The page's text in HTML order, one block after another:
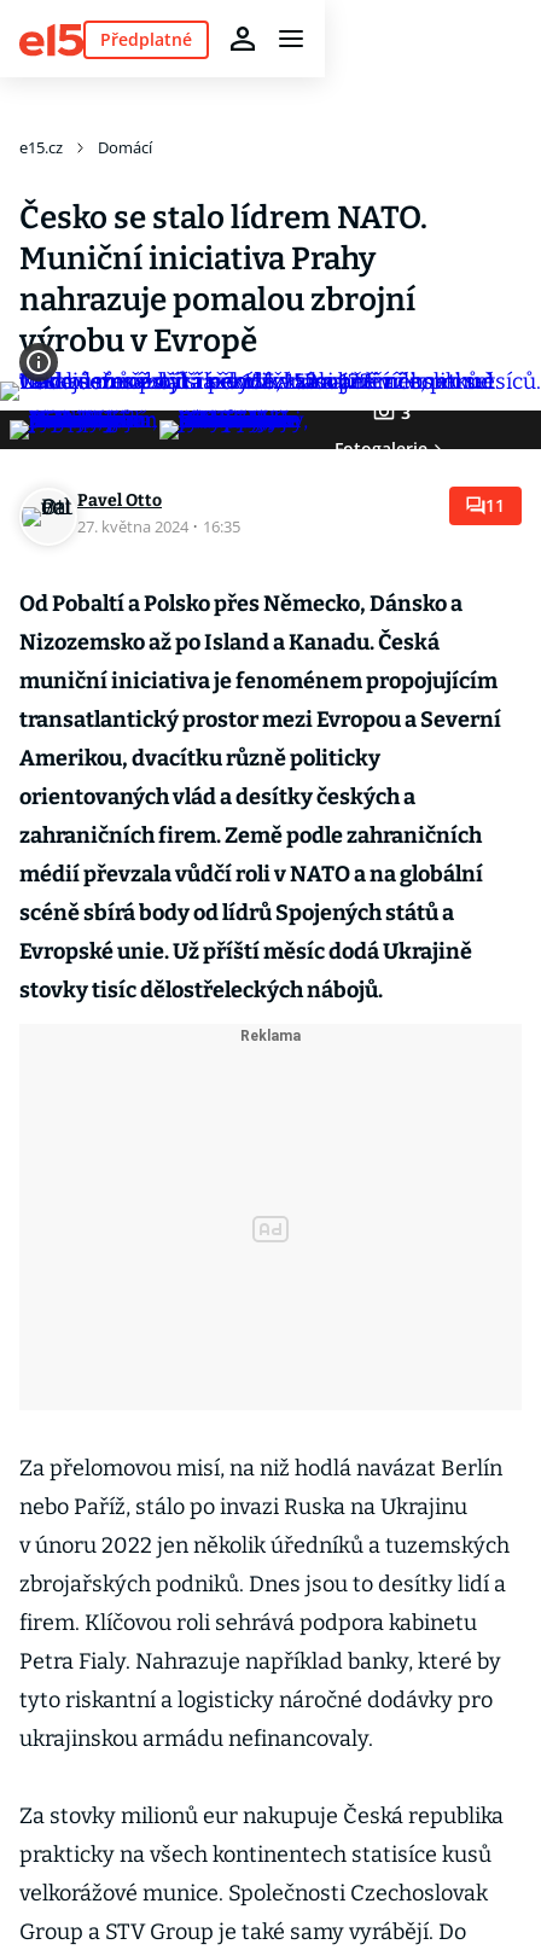
Předplatné
e15.cz Domácí
Česko se stalo lídrem NATO.
Muniční iniciativa Prahy
nahrazuje pomalou zbrojní
výrobu v Evropě
3
Fotogalerie
Pavel Otto
27. května 2024 · 16:35
11
Od Pobaltí a Polsko přes Německo, Dánsko a
Nizozemsko až po Island a Kanadu. Česká
muniční iniciativa je fenoménem propojujícím
transatlantický prostor mezi Evropou a Severní
Amerikou, dvacítku různě politicky
orientovaných vlád a desítky českých a
zahraničních firem. Země podle zahraničních
médií převzala vůdčí roli v NATO a na globální
scéně sbírá body od lídrů Spojených států a
Evropské unie. Už příští měsíc dodá Ukrajině
stovky tisíc dělostřeleckých nábojů.
Za přelomovou misí, na niž hodlá navázat Berlín
nebo Paříž, stálo po invazi Ruska na Ukrajinu
v únoru 2022 jen několik úředníků a tuzemských
zbrojařských podniků. Dnes jsou to desítky lidí a
firem. Klíčovou roli sehrává podpora kabinetu
Petra Fialy. Nahrazuje například banky, které by
tyto riskantní a logisticky náročné dodávky pro
ukrajinskou armádu nefinancovaly.
Za stovky milionů eur nakupuje Česká republika
prakticky na všech kontinentech statisíce kusů
velkorážové munice. Společnosti Czechoslovak
Group a STV Group je také samy vyrábějí. Do